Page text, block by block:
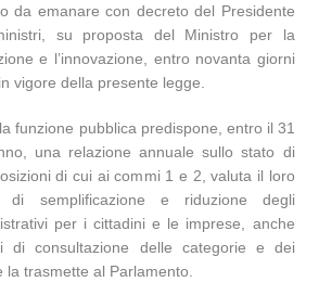
da emanare con decreto del Presidente
su proposta del Ministro per la
e l’innovazione, entro novanta giorni
vigore della presente legge.
funzione pubblica predispone, entro il 31
una relazione annuale sullo stato di
di cui ai commi 1 e 2, valuta il loro
semplificazione e riduzione degli
per i cittadini e le imprese, anche
di consultazione delle categorie e dei
trasmette al Parlamento.